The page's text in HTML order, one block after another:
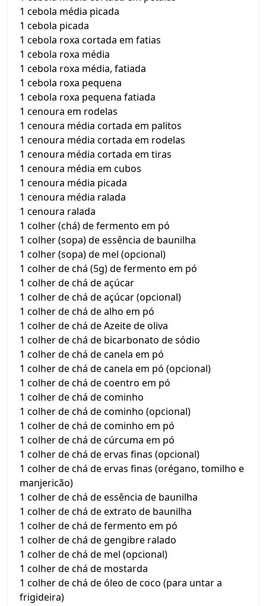
1 cebola média picada
1 cebola picada
1 cebola roxa cortada em fatias
1 cebola roxa média
1 cebola roxa média, fatiada
1 cebola roxa pequena
1 cebola roxa pequena fatiada
1 cenoura em rodelas
1 cenoura média cortada em palitos
1 cenoura média cortada em rodelas
1 cenoura média cortada em tiras
1 cenoura média em cubos
1 cenoura média picada
1 cenoura média ralada
1 cenoura ralada
1 colher (chá) de fermento em pó
1 colher (sopa) de essência de baunilha
1 colher (sopa) de mel (opcional)
1 colher de chá (5g) de fermento em pó
1 colher de chá de açúcar
1 colher de chá de açúcar (opcional)
1 colher de chá de alho em pó
1 colher de chá de Azeite de oliva
1 colher de chá de bicarbonato de sódio
1 colher de chá de canela em pó
1 colher de chá de canela em pó (opcional)
1 colher de chá de coentro em pó
1 colher de chá de cominho
1 colher de chá de cominho (opcional)
1 colher de chá de cominho em pó
1 colher de chá de cúrcuma em pó
1 colher de chá de ervas finas (opcional)
1 colher de chá de ervas finas (orégano, tomilho e
manjericão)
1 colher de chá de essência de baunilha
1 colher de chá de extrato de baunilha
1 colher de chá de fermento em pó
1 colher de chá de gengibre ralado
1 colher de chá de mel (opcional)
1 colher de chá de mostarda
1 colher de chá de óleo de coco (para untar a
frigideira)